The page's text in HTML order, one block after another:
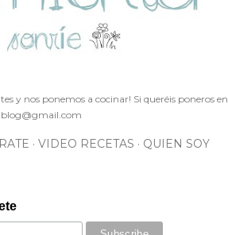
y nos ponemos a cocinar! Si queréis poneros en
VIDEO RECETAS QUIEN SOY